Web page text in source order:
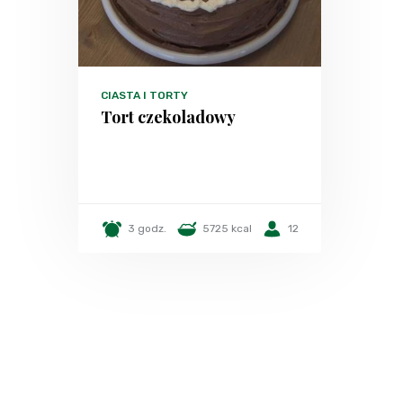
CIASTA I TORTY
Tort czekoladowy
3 godz. 5725 kcal 12